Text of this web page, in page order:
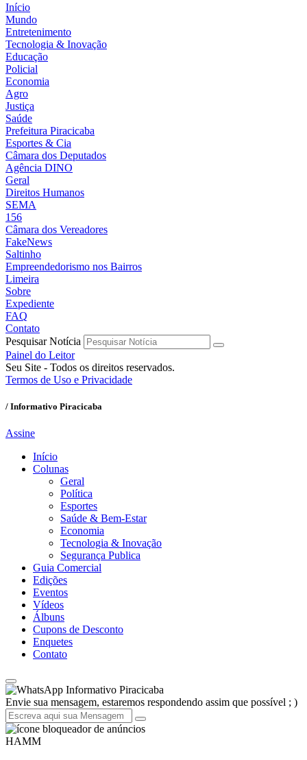
Início
Mundo
Entretenimento
Tecnologia & Inovação
Educação
Policial
Economia
Agro
Justiça
Saúde
Prefeitura Piracicaba
Esportes & Cia
Câmara dos Deputados
Agência DINO
Geral
Direitos Humanos
SEMA
156
Câmara dos Vereadores
FakeNews
Saltinho
Empreendedorismo nos Bairros
Limeira
Sobre
Expediente
FAQ
Contato
Pesquisar Notícia
Painel do Leitor
Seu Site - Todos os direitos reservados.
Termos de Uso e Privacidade
/ Informativo Piracicaba
Assine
Início
Colunas
Geral
Política
Esportes
Saúde & Bem-Estar
Economia
Tecnologia & Inovação
Segurança Publica
Guia Comercial
Edições
Eventos
Vídeos
Álbuns
Cupons de Desconto
Enquetes
Contato
Informativo Piracicaba
Envie sua mensagem, estaremos respondendo assim que possível ; )
HAMM